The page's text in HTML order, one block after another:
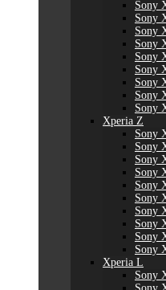
Sony
Sony
Sony
Sony
Sony
Sony
Sony
Sony
Sony
Xperia Z
Sony
Sony
Sony
Sony
Sony
Sony
Sony
Sony
Sony
Sony
Xperia L
Sony